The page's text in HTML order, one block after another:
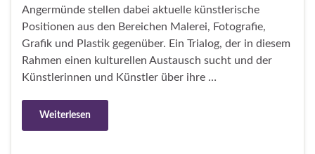
Angermünde stellen dabei aktuelle künstlerische
Positionen aus den Bereichen Malerei, Fotografie,
Grafik und Plastik gegenüber. Ein Trialog, der in diesem
Rahmen einen kulturellen Austausch sucht und der
Künstlerinnen und Künstler über ihre …
Weiterlesen